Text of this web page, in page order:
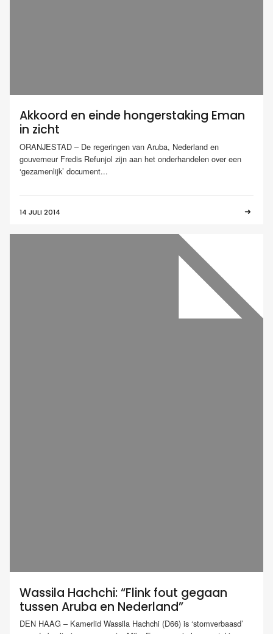
Akkoord en einde hongerstaking Eman
in zicht
ORANJESTAD – De regeringen van Aruba, Nederland en
gouverneur Fredis Refunjol zijn aan het onderhandelen over een
‘gezamenlijk’ document...
14 JULI 2014
Wassila Hachchi: “Flink fout gegaan
tussen Aruba en Nederland”
DEN HAAG – Kamerlid Wassila Hachchi (D66) is ‘stomverbaasd’